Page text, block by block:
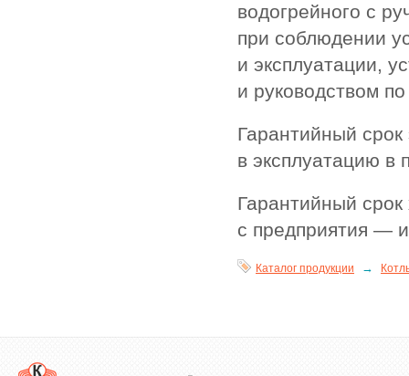
водогрейного с
при соблюдении
и эксплуатации,
и руководством
Гарантийный
в эксплуатацию в
Гарантийный
с предприятия —
Каталог продукции →